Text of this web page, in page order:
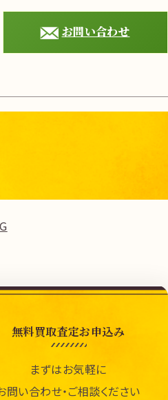
お問い合わせ
参考価格
無料買取査定お申込み
まずはお気軽に
問い合わせ・ご相談ください